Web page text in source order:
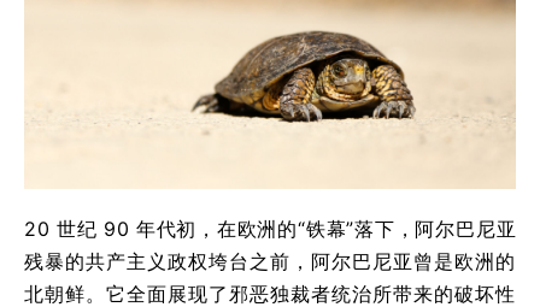
意大利语
德语
土耳其语
塞尔维亚语 柬埔寨语
20 世纪 90 年代初，在欧洲的“铁幕”落下，阿尔巴尼亚
残暴的共产主义政权垮台之前，阿尔巴尼亚曾是欧洲的
北朝鲜。它全面展现了邪恶独裁者统治所带来的破坏性